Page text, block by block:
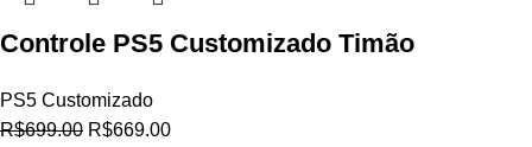
Controle PS5 Customizado Timão
PS5 Customizado
R$699.00 R$669.00